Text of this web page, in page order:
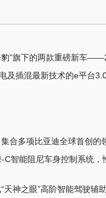
”旗下的两款重磅新车
及插混最新技术的e平台
合多项比亚迪全球首创的
智能阻尼车身控制系统，
“天神之眼”高阶智能驾驶辅